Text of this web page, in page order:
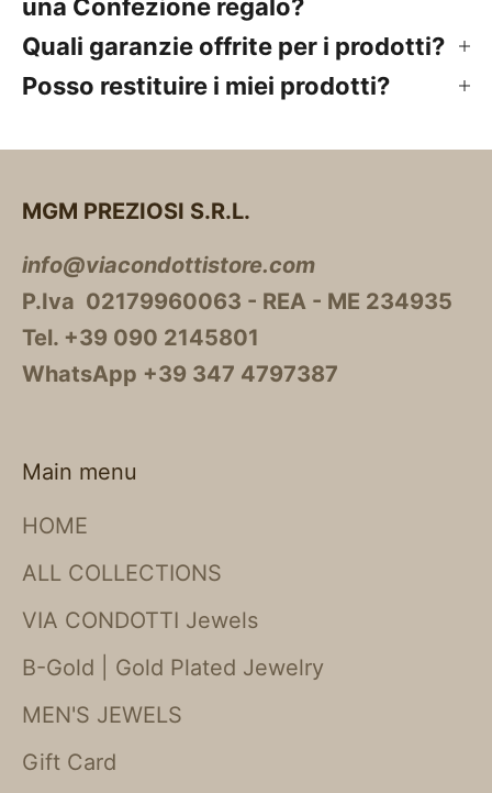
una Confezione regalo?
Quali garanzie offrite per i prodotti?
Posso restituire i miei prodotti?
MGM PREZIOSI S.R.L.
info@viacondottistore.com
P.Iva 02179960063 - REA - ME 234935
Tel. +39 090 2145801
WhatsApp +39 347 4797387
Main menu
HOME
ALL COLLECTIONS
VIA CONDOTTI Jewels
B-Gold | Gold Plated Jewelry
MEN'S JEWELS
Gift Card